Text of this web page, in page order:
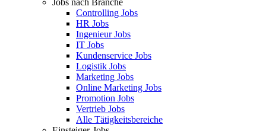
Jobs nach Branche
Controlling Jobs
HR Jobs
Ingenieur Jobs
IT Jobs
Kundenservice Jobs
Logistik Jobs
Marketing Jobs
Online Marketing Jobs
Promotion Jobs
Vertrieb Jobs
Alle Tätigkeitsbereiche